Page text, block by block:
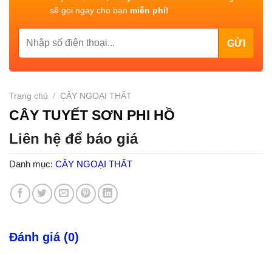
sẽ gọi ngay cho bạn miễn phí!
Trang chủ / CÂY NGOẠI THẤT
CÂY TUYẾT SƠN PHI HỒ
Liên hệ để báo giá
Danh mục: CÂY NGOẠI THẤT
Đánh giá (0)